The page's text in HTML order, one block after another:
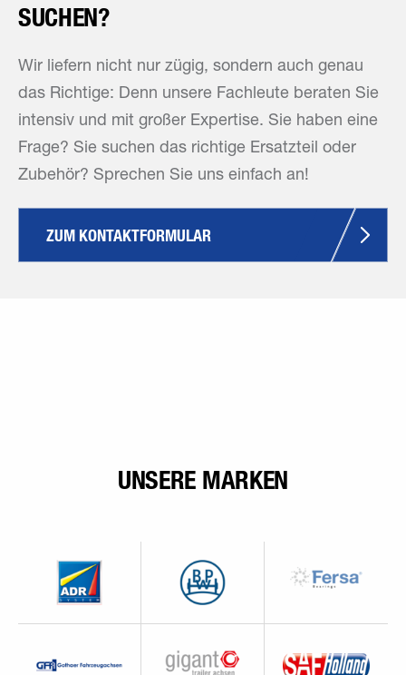
SUCHEN?
Wir liefern nicht nur zügig, sondern auch genau
das Richtige: Denn unsere Fachleute beraten Sie
intensiv und mit großer Expertise. Sie haben eine
Frage? Sie suchen das richtige Ersatzteil oder
Zubehör? Sprechen Sie uns einfach an!
ZUM KONTAKTFORMULAR
UNSERE MARKEN